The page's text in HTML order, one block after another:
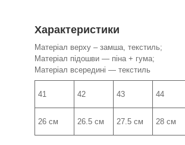
Характеристики
Матеріал верху – замша, текстиль;
Матеріал підошви — піна + гума;
Матеріал всередині — текстиль
41 42 43 44
26 см 26.5 см 27.5 см 28 см